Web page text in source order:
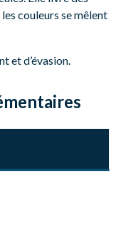
couleurs se mêlent
et d’évasion.